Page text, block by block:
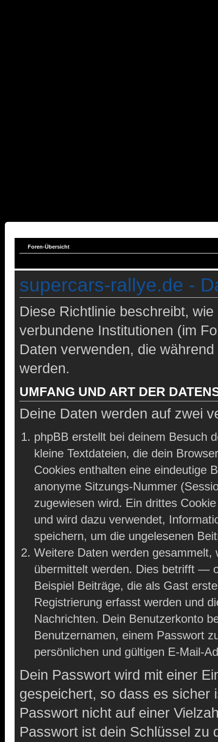
Foren-Übersicht
supercars-rallye.de -
Diese Richtlinie beschreibt,
verbundene Institutionen (im
Daten verwenden, die
werden.
UMFANG UND ART DER
Deine Daten werden auf zwei
phpBB erstellt bei deinem Besuch
kleine Textdateien, die dein
Cookies enthalten eine eindeutige
anonyme Sitzungs-Nummer
zugewiesen wird. Ein drittes
und wird dazu verwendet,
speichern, um die ungelesenen
Weitere Daten werden
übermittelt werden. Dies betrifft —
Beispiel Beiträge, die als Gast
Registrierung erfasst werden und
Nachrichten. Dein Benutzerkonto
Benutzernamen, einem Passwort
persönlichen und gültigen E-Mail-
Dein Passwort wird mit einer
gespeichert, so dass es sicher
Passwort nicht auf einer
Passwort ist dein Schlüssel zu